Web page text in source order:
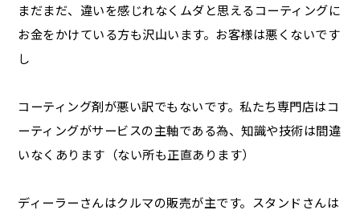
まだまだ、違いを感じれなくムダと思えるコーティングに
お金をかけている方も沢山います。お客様は悪くないです
し
コーティング剤が悪い訳でもないです。私たち専門店はコ
ーティングがサービスの主軸である為、知識や技術は間違
いなくあります（ない所も正直あります）
ディーラーさんはクルマの販売が主です。スタンドさんは